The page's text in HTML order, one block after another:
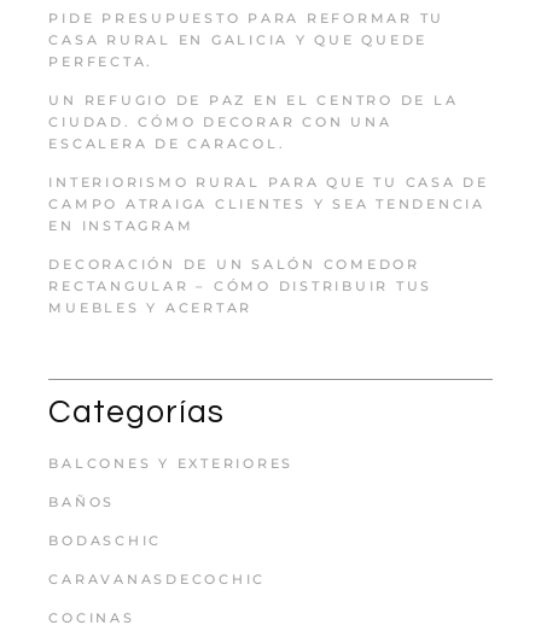
PIDE PRESUPUESTO PARA REFORMAR TU
CASA RURAL EN GALICIA Y QUE QUEDE
PERFECTA.
UN REFUGIO DE PAZ EN EL CENTRO DE LA
CIUDAD. CÓMO DECORAR CON UNA
ESCALERA DE CARACOL.
INTERIORISMO RURAL PARA QUE TU CASA DE
CAMPO ATRAIGA CLIENTES Y SEA TENDENCIA
EN INSTAGRAM
DECORACIÓN DE UN SALÓN COMEDOR
RECTANGULAR – CÓMO DISTRIBUIR TUS
MUEBLES Y ACERTAR
Categorías
BALCONES Y EXTERIORES
BAÑOS
BODASCHIC
CARAVANASDECOCHIC
COCINAS